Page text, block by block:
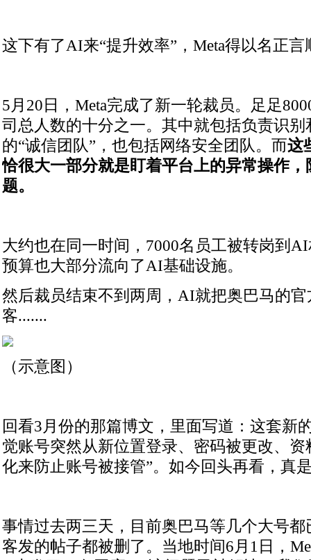
这下有了AI来“提升效率”，Meta得以名正
5月20日，Meta完成了新一轮裁员。足足
司总人数的十分之一。其中就包括负责识
的“诚信团队”，也包括网络安全团队。而这
恰很大一部分就是盯着平台上的异常操作
题。
大约也在同一时间，7000名员工被转岗到
预算也大部分流向了AI基础设施。
然后裁员结束不到两周，AI就把奥巴马的
客.......
（示意图）
回看3月份的那篇博文，里面写道：这套新
觉账号突然从新位置登录、密码被更改、
化来防止账号被接管”。如今回头再看，真
事情过去两三天，目前奥巴马等几个大号
客发的帖子都被删了。当地时间6月1日，